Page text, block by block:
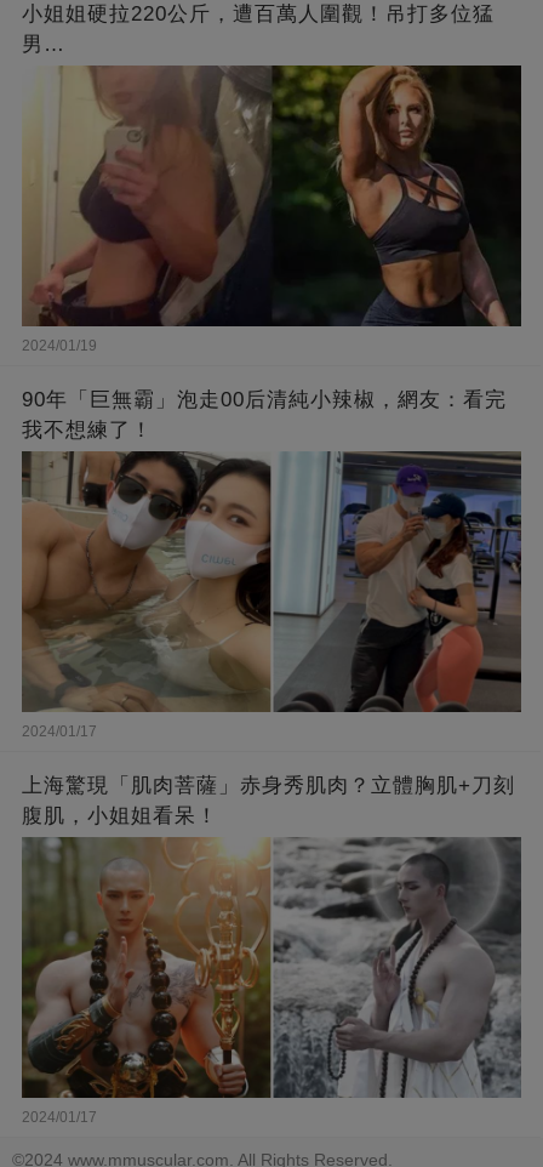
小姐姐硬拉220公斤，遭百萬人圍觀！吊打多位猛
男…
2024/01/19
90年「巨無霸」泡走00后清純小辣椒，網友：看完
我不想練了！
2024/01/17
上海驚現「肌肉菩薩」赤身秀肌肉？立體胸肌+刀刻
腹肌，小姐姐看呆！
2024/01/17
©2024 www.mmuscular.com. All Rights Reserved.